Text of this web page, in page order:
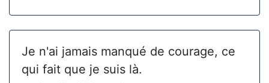
Je n'ai jamais manqué de courage, ce
qui fait que je suis là.